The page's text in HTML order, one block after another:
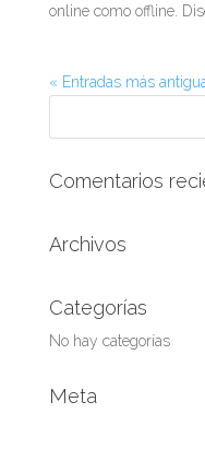
online como offline.
« Entradas más
Comentarios
Archivos
Categorías
No hay categorías
Meta